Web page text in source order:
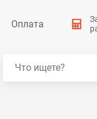
Оплата